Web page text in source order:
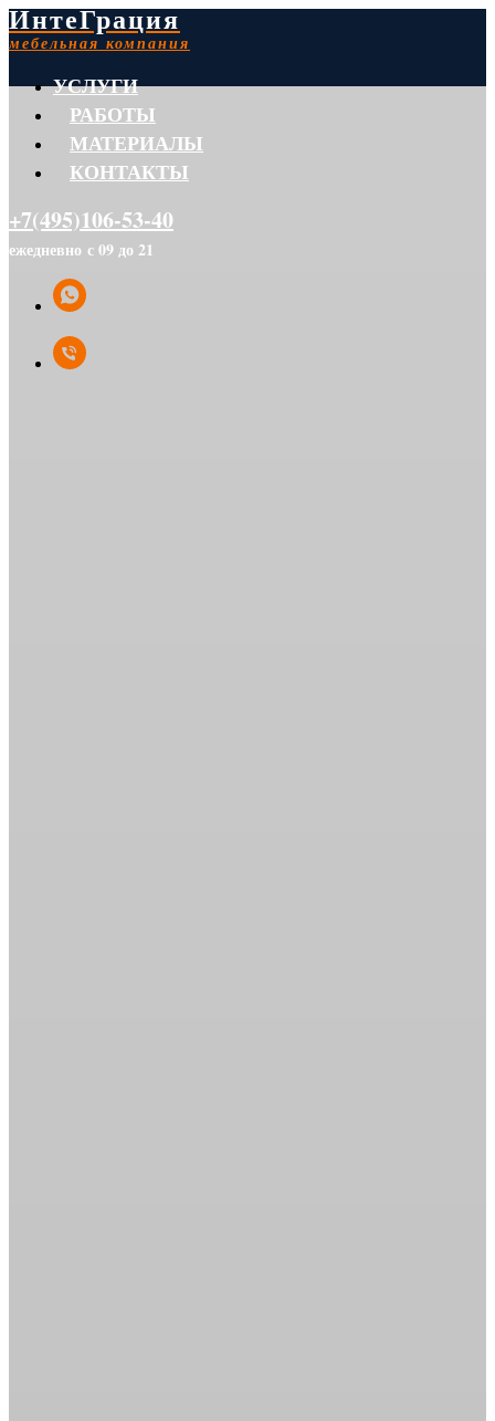
ИнтеГрация
мебельная компания
УСЛУГИ
РАБОТЫ
МАТЕРИАЛЫ
КОНТАКТЫ
+7(495)106-53-40
ежедневно с 09 до 21